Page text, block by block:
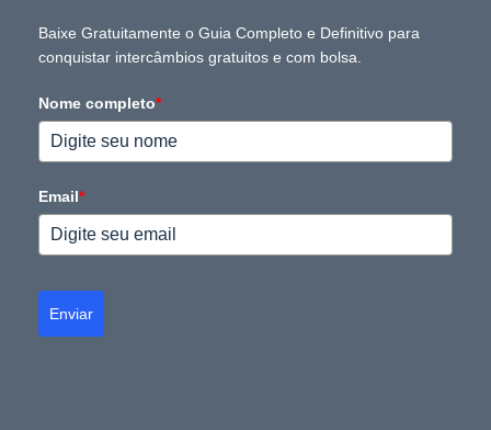
Baixe Gratuitamente o Guia Completo e Definitivo para
conquistar intercâmbios gratuitos e com bolsa.
Nome completo*
Email*
Enviar